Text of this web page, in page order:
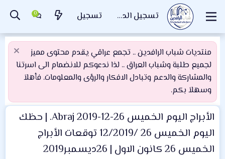
تسجيل الدخول تسجيل
منتديات شباب الرافدين .. تجمع عراقي يقدم محتوى مميز
لجميع طلبة وشباب العراق .. لذا ندعوكم للانضمام الى اسرتنا
والمشاركة والدعم وتبادل الافكار والرؤى والمعلومات. فأهلاَ
وسهلاَ بكم.
الأبراج اليوم الخميس 26-12-2019 Abraj. | حظك
اليوم الخميس 26 /12/2019 توقعات الأبراج
الخميس 26 كانون الاول | 26ديسمبر2019